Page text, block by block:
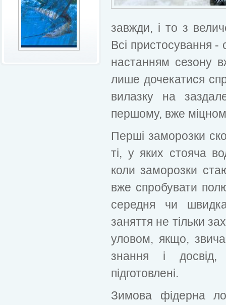
завжди, і то з
Всі пристосування -
настанням сезону
лише дочекатися
вилазку на
першому, вже
Перші заморозки
ті, у яких стояча
коли заморозки
вже спробувати
середня чи
заняття не тільки
уловом, якщо,
знання і
підготовлені.
Зимова фідерна